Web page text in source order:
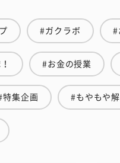
#ガクラボ #
#お金の授業
特集企画 #もやもや